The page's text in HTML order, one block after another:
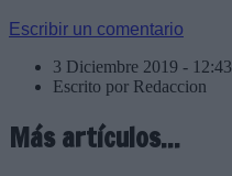
Escribir un comentario
3 Diciembre 2019 - 12:43
Escrito por Redaccion
Más artículos...